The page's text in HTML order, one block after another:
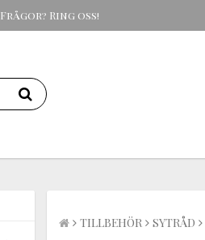
Frågor? Ring oss!
TILLBEHÖR SYTRÅD